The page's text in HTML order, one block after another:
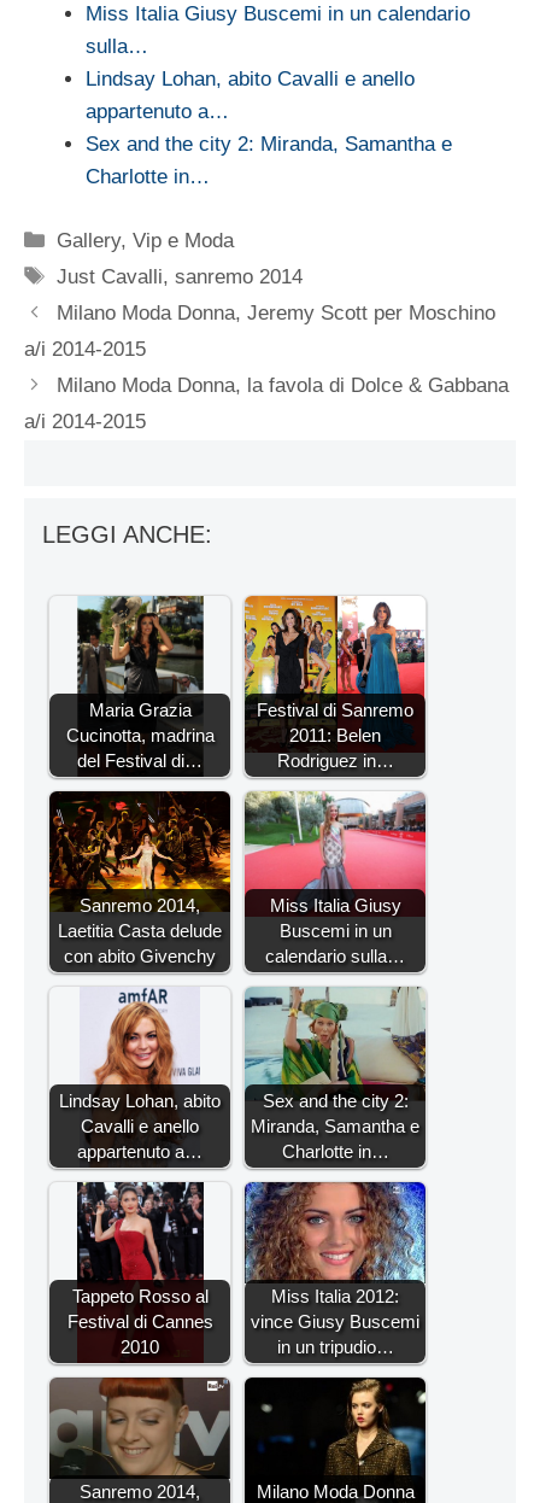
Miss Italia Giusy Buscemi in un calendario
sulla…
Lindsay Lohan, abito Cavalli e anello
appartenuto a…
Sex and the city 2: Miranda, Samantha e
Charlotte in…
Categorie
Gallery,Vip e Moda
Tag
Just Cavalli,sanremo 2014
Milano Moda Donna, Jeremy Scott per Moschino
a/i 2014-2015
Milano Moda Donna, la favola di Dolce & Gabbana
a/i 2014-2015
LEGGI ANCHE:
Maria Grazia
Cucinotta, madrina
del Festival di…
Festival di Sanremo
2011: Belen
Rodriguez in…
Sanremo 2014,
Laetitia Casta delude
con abito Givenchy
Miss Italia Giusy
Buscemi in un
calendario sulla…
Lindsay Lohan, abito
Cavalli e anello
appartenuto a…
Sex and the city 2:
Miranda, Samantha e
Charlotte in…
Tappeto Rosso al
Festival di Cannes
2010
Miss Italia 2012:
vince Giusy Buscemi
in un tripudio…
Sanremo 2014,
Milano Moda Donna